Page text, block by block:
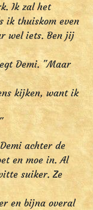
Ik zal het
ik thuiskom even
wel iets. Ben jij
Demi. "Maar
kijken, want ik
achter de
en moe in. Al
suiker. Ze
en bijna overal